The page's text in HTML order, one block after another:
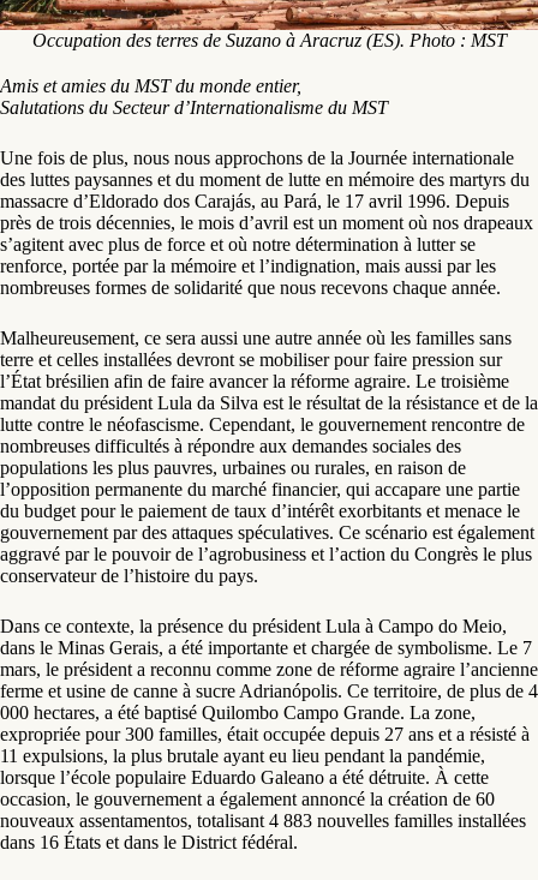
Occupation des terres de Suzano à Aracruz (ES). Photo : MST
Amis et amies du MST du monde entier,
Salutations du Secteur d’Internationalisme du MST
Une fois de plus, nous nous approchons de la Journée internationale
des luttes paysannes et du moment de lutte en mémoire des martyrs du
massacre d’Eldorado dos Carajás, au Pará, le 17 avril 1996. Depuis
près de trois décennies, le mois d’avril est un moment où nos drapeaux
s’agitent avec plus de force et où notre détermination à lutter se
renforce, portée par la mémoire et l’indignation, mais aussi par les
nombreuses formes de solidarité que nous recevons chaque année.
Malheureusement, ce sera aussi une autre année où les familles sans
terre et celles installées devront se mobiliser pour faire pression sur
l’État brésilien afin de faire avancer la réforme agraire. Le troisième
mandat du président Lula da Silva est le résultat de la résistance et de la
lutte contre le néofascisme. Cependant, le gouvernement rencontre de
nombreuses difficultés à répondre aux demandes sociales des
populations les plus pauvres, urbaines ou rurales, en raison de
l’opposition permanente du marché financier, qui accapare une partie
du budget pour le paiement de taux d’intérêt exorbitants et menace le
gouvernement par des attaques spéculatives. Ce scénario est également
aggravé par le pouvoir de l’agrobusiness et l’action du Congrès le plus
conservateur de l’histoire du pays.
Dans ce contexte, la présence du président Lula à Campo do Meio,
dans le Minas Gerais, a été importante et chargée de symbolisme. Le 7
mars, le président a reconnu comme zone de réforme agraire l’ancienne
ferme et usine de canne à sucre Adrianópolis. Ce territoire, de plus de 4
000 hectares, a été baptisé Quilombo Campo Grande. La zone,
expropriée pour 300 familles, était occupée depuis 27 ans et a résisté à
11 expulsions, la plus brutale ayant eu lieu pendant la pandémie,
lorsque l’école populaire Eduardo Galeano a été détruite. À cette
occasion, le gouvernement a également annoncé la création de 60
nouveaux assentamentos, totalisant 4 883 nouvelles familles installées
dans 16 États et dans le District fédéral.